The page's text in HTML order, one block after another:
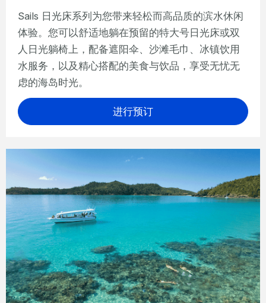
Sails 日光床系列为您带来轻松而高品质的滨水休闲
体验。您可以舒适地躺在预留的特大号日光床或双
人日光躺椅上，配备遮阳伞、沙滩毛巾、冰镇饮用
水服务，以及精心搭配的美食与饮品，享受无忧无
虑的海岛时光。
进行预订